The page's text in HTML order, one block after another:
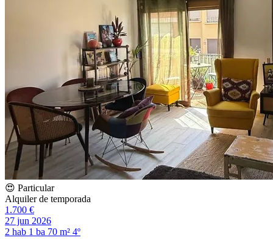
😍 Particular
Alquiler de temporada
1.700 €
27 jun 2026
2 hab 1 ba 70 m² 4º